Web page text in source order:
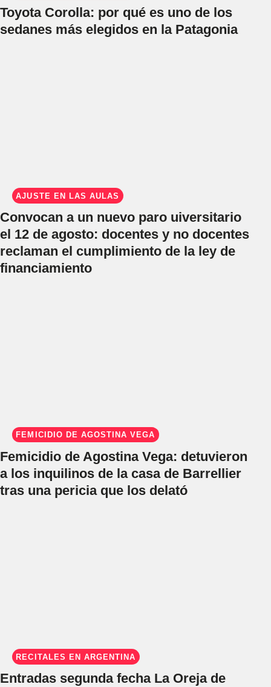
Toyota Corolla: por qué es uno de los
sedanes más elegidos en la Patagonia
AJUSTE EN LAS AULAS
Convocan a un nuevo paro uiversitario
el 12 de agosto: docentes y no docentes
reclaman el cumplimiento de la ley de
financiamiento
FEMICIDIO DE AGOSTINA VEGA
Femicidio de Agostina Vega: detuvieron
a los inquilinos de la casa de Barrellier
tras una pericia que los delató
RECITALES EN ARGENTINA
Entradas segunda fecha La Oreja de